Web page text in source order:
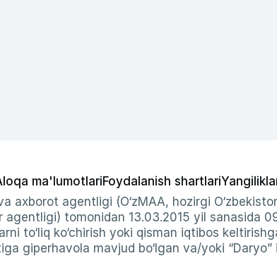
ma'lumotlariFoydalanish shartlari
axborot agentligi (O‘zMAA, hozirgi
tomonidan 13.03.2015 yil sanasida
to‘liq ko‘chirish yoki qisman iqtibos
giperhavola mavjud bo‘lgan va/yoki